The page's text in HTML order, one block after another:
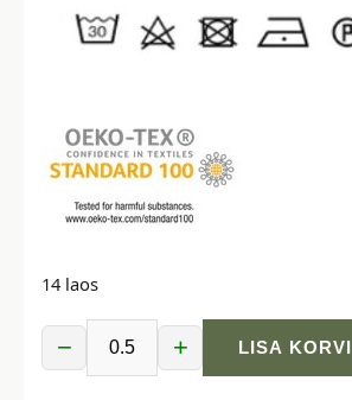
14 laos
−
Puuvillane
kortsukangas
+ LISA KORVI